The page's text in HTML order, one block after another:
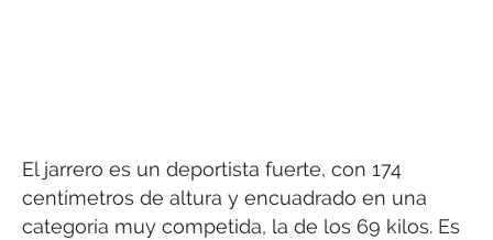
El jarrero es un deportista fuerte, con 174
centímetros de altura y encuadrado en una
categoría muy competida, la de los 69 kilos. Es